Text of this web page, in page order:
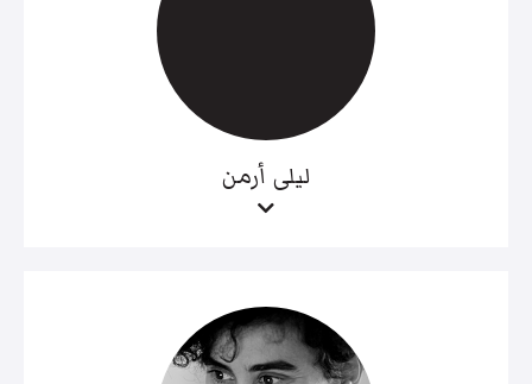
ليلى أرمن